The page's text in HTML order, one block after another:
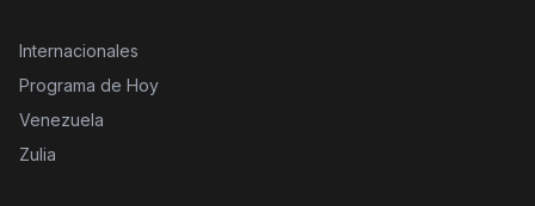
Internacionales
Programa de Hoy
Venezuela
Zulia